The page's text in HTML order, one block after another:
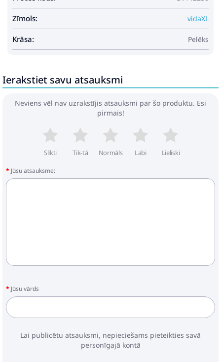
Zīmols: vidaXL
Krāsa: Pelēks
Ierakstiet savu atsauksmi
Neviens vēl nav uzrakstījis atsauksmi par šo produktu. Esi
pirmais!
Slikti Tik-tā Normāls Labi Lieliski
Jūsu atsauksme:
Jūsu vārds
Lai publicētu atsauksmi, nepieciešams pieteikties savā
personīgajā kontā